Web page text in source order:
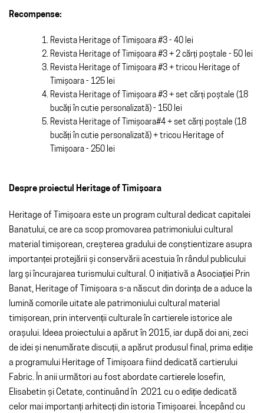
Recompense:
Revista Heritage of Timișoara #3 - 40 lei
Revista Heritage of Timișoara #3 + 2 cărți poștale - 50 lei
Revista Heritage of Timișoara #3 + tricou Heritage of
Timișoara - 125 lei
Revista Heritage of Timișoara #3 + set cărți poștale (18
bucăți în cutie personalizată) - 150 lei
Revista Heritage of Timișoara#4 + set cărți poștale (18
bucăți în cutie personalizată) + tricou Heritage of
Timișoara - 250 lei
Despre proiectul Heritage of Timișoara
Heritage of Timișoara este un program cultural dedicat capitalei
Banatului, ce are ca scop promovarea patrimoniului cultural
material timișorean, creșterea gradului de conștientizare asupra
importanței protejării și conservării acestuia în rândul publicului
larg și încurajarea turismului cultural. O inițiativă a Asociației Prin
Banat, Heritage of Timișoara s-a născut din dorința de a aduce la
lumină comorile uitate ale patrimoniului cultural material
timișorean, prin intervenții culturale în cartierele istorice ale
orașului. Ideea proiectului a apărut în 2015, iar după doi ani, zeci
de idei și nenumărate discuții, a apărut produsul final, prima ediție
a programului Heritage of Timișoara fiind dedicată cartierului
Fabric. În anii următori au fost abordate cartierele Iosefin,
Elisabetin și Cetate, continuând în 2021 cu o ediție dedicată
celor mai importanți arhitecți din istoria Timișoarei. Începând cu